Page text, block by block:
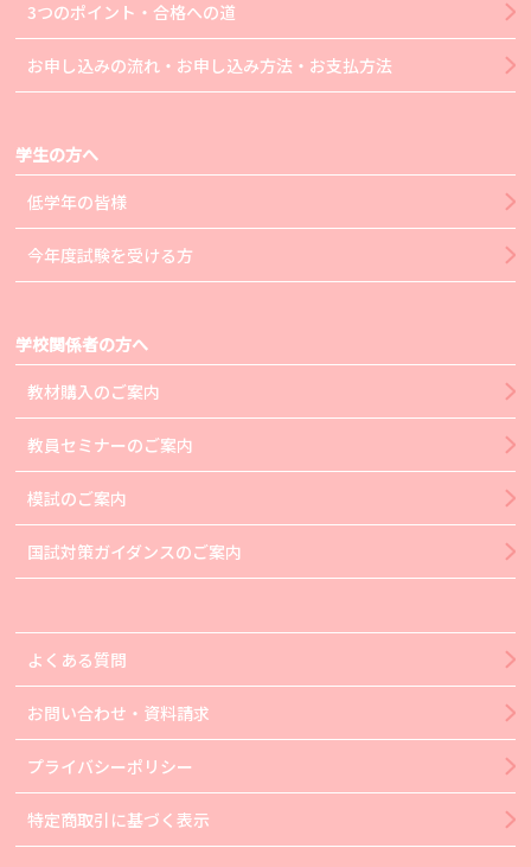
3つのポイント・合格への道
お申し込みの流れ・お申し込み方法・お支払方法
学生の方へ
低学年の皆様
今年度試験を受ける方
学校関係者の方へ
教材購入のご案内
教員セミナーのご案内
模試のご案内
国試対策ガイダンスのご案内
よくある質問
お問い合わせ・資料請求
プライバシーポリシー
特定商取引に基づく表示